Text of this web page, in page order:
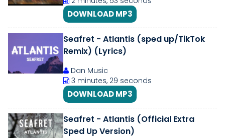
DOWNLOAD MP3
Seafret - Atlantis (sped up/TikTok
Remix) (Lyrics)
Dan Music
3 minutes, 29 seconds
DOWNLOAD MP3
Seafret - Atlantis (Official Extra
Sped Up Version)